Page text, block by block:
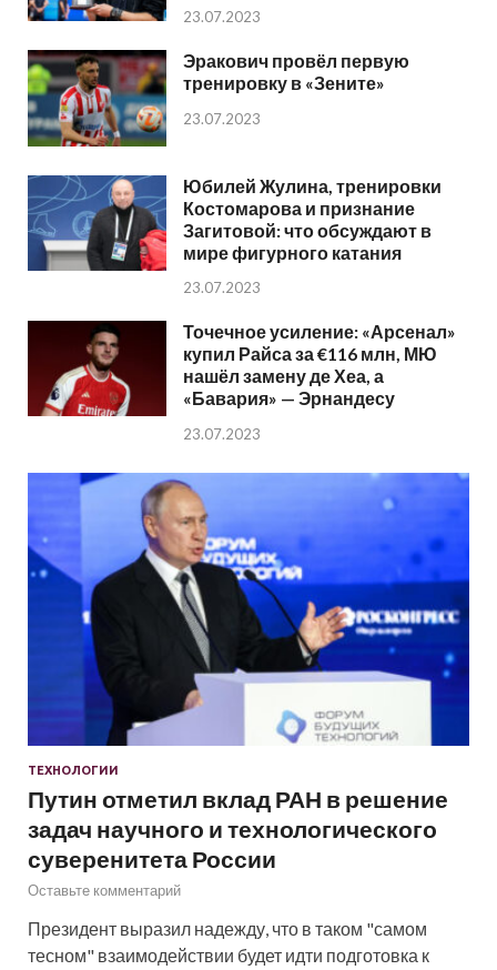
23.07.2023
Эракович провёл первую
тренировку в «Зените»
23.07.2023
Юбилей Жулина, тренировки
Костомарова и признание
Загитовой: что обсуждают в
мире фигурного катания
23.07.2023
Точечное усиление: «Арсенал»
купил Райса за €116 млн, МЮ
нашёл замену де Хеа, а
«Бавария» — Эрнандесу
23.07.2023
ТЕХНОЛОГИИ
Путин отметил вклад РАН в решение
задач научного и технологического
суверенитета России
Оставьте комментарий
Президент выразил надежду, что в таком "самом
тесном" взаимодействии будет идти подготовка к